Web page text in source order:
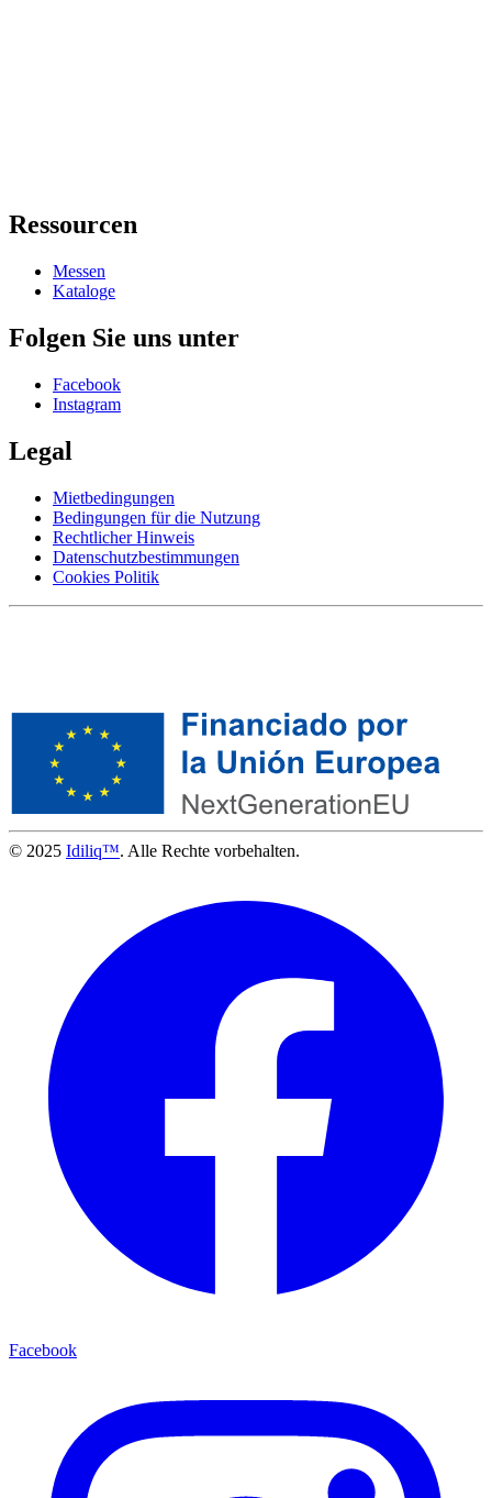
Ressourcen
Messen
Kataloge
Folgen Sie uns unter
Facebook
Instagram
Legal
Mietbedingungen
Bedingungen für die Nutzung
Rechtlicher Hinweis
Datenschutzbestimmungen
Cookies Politik
© 2025 Idiliq™. Alle Rechte vorbehalten.
Facebook